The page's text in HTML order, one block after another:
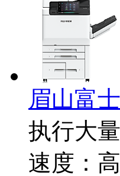
眉山富
执行大
速度：